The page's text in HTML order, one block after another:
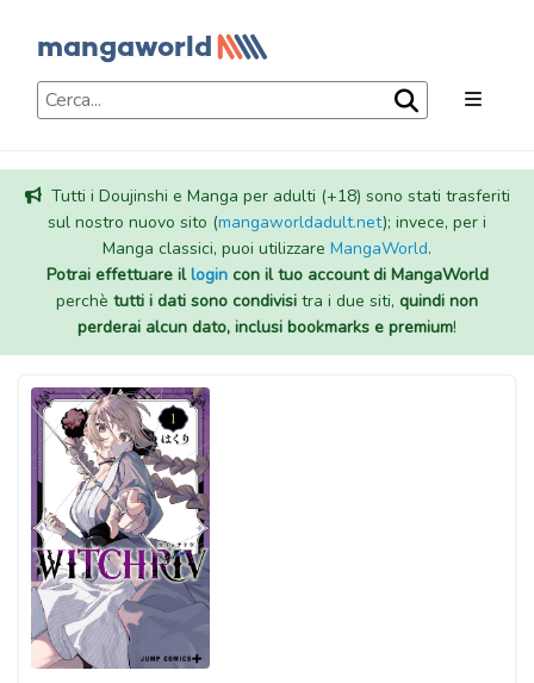
Tutti i Doujinshi e Manga per adulti (+18) sono stati trasferiti
sul nostro nuovo sito (mangaworldadult.net); invece, per i
Manga classici, puoi utilizzare MangaWorld.
Potrai effettuare illogincon il tuo account di MangaWorld
perchè tutti i dati sono condivisi tra i due siti, quindi non
perderai alcun dato, inclusi bookmarks e premium!